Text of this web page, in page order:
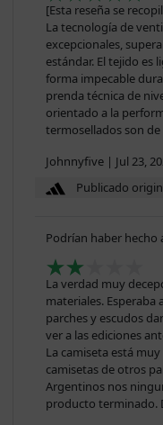
[Esta reseña se
La tecnología de
excepcionales,
estándar. El tejido es
forma impecable
prenda técnica de
orientado a la
termosellados son
Johnnyfive | Jul 23,
Publicado
Podrían haber hecho
La verdad muy
materiales. Esperaba
parches y escudos
ver a las ediciones
La camiseta está
camisetas de otros
Argentinos nos
producto terminado.